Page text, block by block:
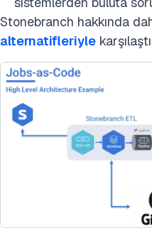
Stonebranch hakkında
alternatifleriyle